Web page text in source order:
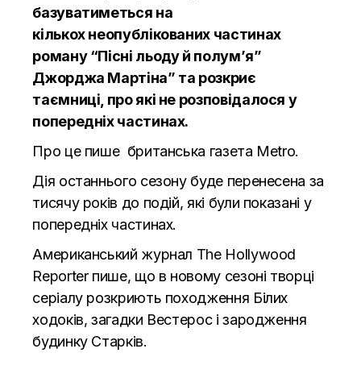
базуватиметься на
кількох неопублікованих частинах
роману “Пісні льоду й полум’я”
Джорджа Мартіна” та розкриє
таємниці, про які не розповідалося у
попередніх частинах.
Про це пише британська газета Metro.
Дія останнього сезону буде перенесена за
тисячу років до подій, які були показані у
попередніх частинах.
Американський журнал The Hollywood
Reporterпише, що в новому сезоні творці
серіалу розкриють походження Білих
ходоків, загадки Вестерос і зародження
будинку Старків.